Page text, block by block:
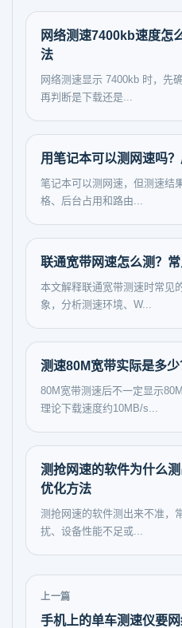
网络测速7400kb速度怎
法
网络测速显示 7400kb 时，先
再判断是下载还是...
用笔记本可以测网速吗
笔记本可以测网速，但测速结
格、后台占用和路由...
联通宽带网速怎么测？
本文解释联通宽带测速时常见
象，分析测速环境、W...
测速80M宽带实际是多
80M宽带测速后不一定显示
理论下载速度约10MB/s...
测抢网速的软件为什么
优化方法
测抢网速的软件测出来不准，
扰、设备性能不足或...
上一篇
手机上的单车测速仪要